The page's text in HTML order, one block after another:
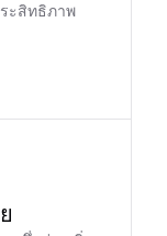
ะสิทธิภาพ